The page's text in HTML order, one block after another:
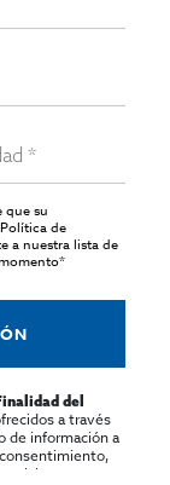
que su
Política de
a nuestra lista de
del
a través
de información a
elaborar